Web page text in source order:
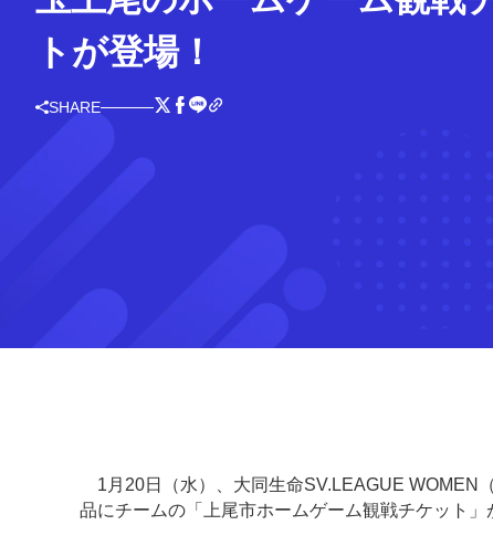
トが登場！
SHARE
1月20日（水）、大同生命SV.LEAGUE WOMEN
品にチームの「上尾市ホームゲーム観戦チケット